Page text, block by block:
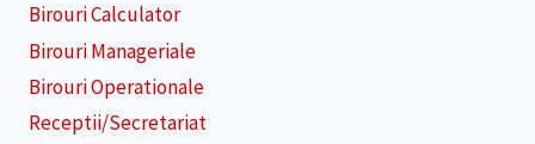
Birouri Calculator
Birouri Manageriale
Birouri Operationale
Receptii/Secretariat